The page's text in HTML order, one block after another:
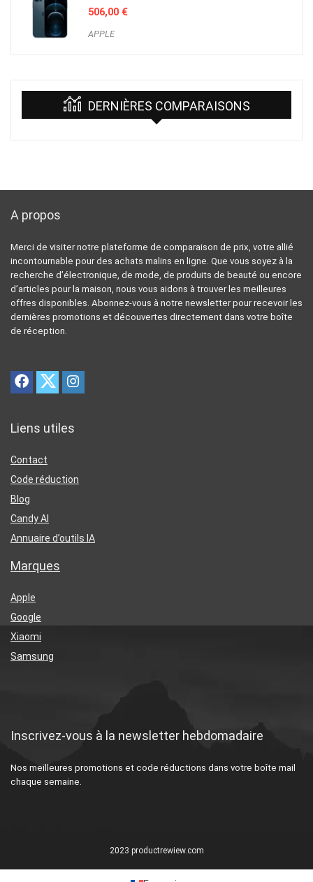
506,00 €
APPLE
DERNIÈRES COMPARAISONS
A propos
Merci de visiter notre plateforme de comparaison de prix, votre allié
incontournable pour des achats malins en ligne. Que vous soyez à la
recherche d’électronique, de mode, de produits de beauté ou encore
d’articles pour la maison, nous vous aidons à trouver les meilleures
offres disponibles. Abonnez-vous à notre newsletter pour recevoir les
dernières promotions et découvertes directement dans votre boîte
de réception.
Liens utiles
Contact
Code réduction
Blog
Candy AI
Annuaire d’outils IA
Marques
Apple
Google
Xiaomi
Samsung
Inscrivez-vous à la newsletter hebdomadaire
Nos meilleures promotions et code réductions dans votre boîte mail
chaque semaine.
2023 productrewiew.com